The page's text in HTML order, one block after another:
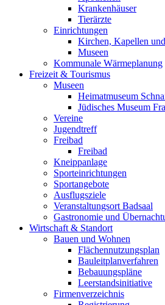
Krankenhäuser
Tierärzte
Einrichtungen
Kirchen, Kapellen
Museen
Kommunale Wärmeplanung
Freizeit & Tourismus
Museen
Heimatmuseum
Jüdisches Museum
Vereine
Jugendtreff
Freibad
Freibad
Kneippanlage
Sporteinrichtungen
Sportangebote
Ausflugsziele
Veranstaltungsort Badsaal
Gastronomie und
Wirtschaft & Standort
Bauen und Wohnen
Flächennutzungsplan
Bauleitplanverfahren
Bebauungspläne
Leerstandsinitiative
Firmenverzeichnis